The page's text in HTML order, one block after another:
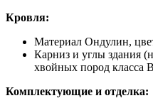
Кровля:
Материал Ондулин,
Карниз и углы здания
хвойных пород класса
Комплектующие и отделка: